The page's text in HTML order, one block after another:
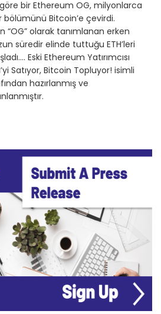
bir Ethereum OG, milyonlarca
bölümünü Bitcoin’e çevirdi.
olarak tanımlanan erken
süredir elinde tuttuğu ETH’leri
Eski Ethereum Yatırımcısı
Satıyor, Bitcoin Topluyor! isimli
hazırlanmış ve